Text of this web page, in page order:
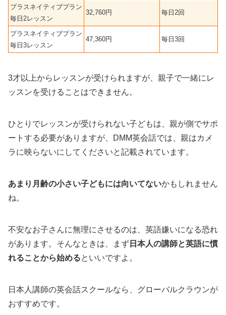
プラスネイティブプラン
毎日2レッスン
32,760円 毎日2回
プラスネイティブプラン
毎日3レッスン
47,360円 毎日3回
3才以上からレッスンが受けられますが、親子で一緒にレ
ッスンを受けることはできません。
ひとりでレッスンが受けられない子どもは、親が側でサポ
ートする必要がありますが、DMM英会話では、親はカメ
ラに映らないにしてくださいと記載されています。
あまり月齢の小さい子どもには向いてないかもしれません
ね。
不安なお子さんに無理にさせるのは、英語嫌いになる恐れ
があります。そんなときは、まず 日本人の講師と英語に慣
れることから始めるといいですよ。
日本人講師の英会話スクールなら、グローバルクラウンが
おすすめです。